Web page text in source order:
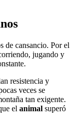
de cansancio. Por el
jugando y
resistencia y
veces se
tan exigente.
el animal superó